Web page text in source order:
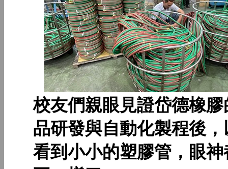
校友們親眼見證岱德橡膠
品研發與自動化製程後，
看到小小的塑膠管，眼神